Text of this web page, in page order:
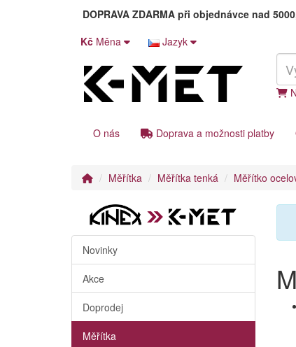
DOPRAVA ZDARMApři objednávce nad
Kč Měna Jazyk
O nás
Doprava a možnosti platby
Měřítka Měřítka tenká Měřítko
Novinky
Akce
Doprodej
Měřítka